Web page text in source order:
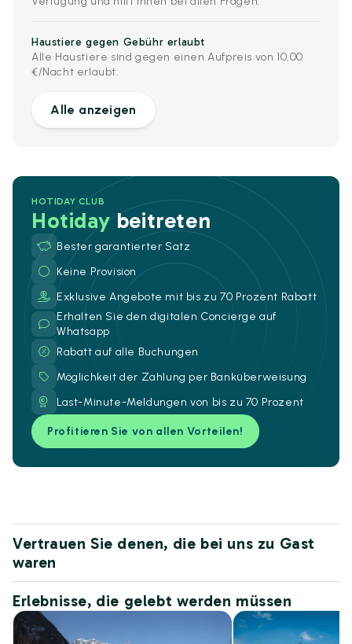
Haustiere gegen Gebühr erlaubt
Alle Haustiere sind gegen einen Aufpreis von 10,00
€/Nacht erlaubt.
Alle anzeigen
HOTIDAY CLUB
Hotidaybeitreten
Bester garantierter Satz
Keine Provision
Exklusive Angebote mit bis zu 70 Prozent Rabatt
Erhalten Sie den digitalen Concierge auf
Whatsapp
Rabatt auf alle Buchungen
Möglichkeit der Zahlung per Banküberweisung
Last-Minute-Meldungen von bis zu 70 Prozent
Profitieren Sie von allen Vorteilen!
Vertrauen Sie denen, die bei uns zu Gast
waren
Erlebnisse, die gelebt werden müssen